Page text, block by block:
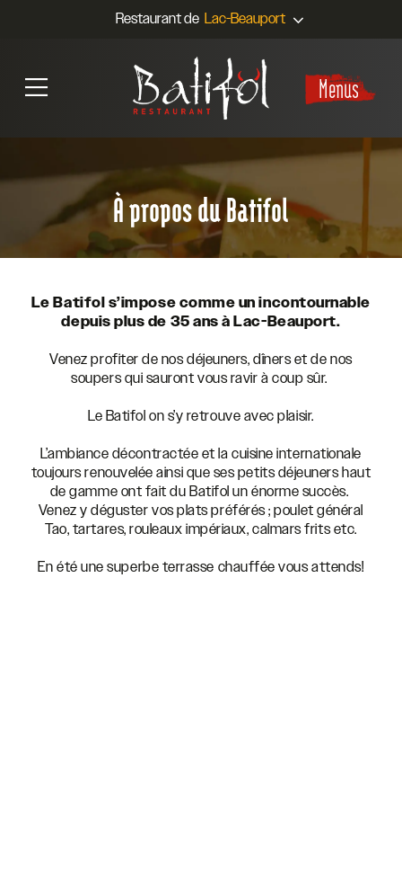
Restaurant de
Menus
À propos du Batifol
Le Batifol s’impose comme un incontournable
depuis plus de 35 ans à Lac-Beauport.
Venez profiter de nos déjeuners, dîners et de nos
soupers qui sauront vous ravir à coup sûr.
Le Batifol on s’y retrouve avec plaisir.
L’ambiance décontractée et la cuisine internationale
toujours renouvelée ainsi que ses petits déjeuners haut
de gamme ont fait du Batifol un énorme succès.
Venez y déguster vos plats préférés ; poulet général
Tao, tartares, rouleaux impériaux, calmars frits etc.
En été une superbe terrasse chauffée vous attends!